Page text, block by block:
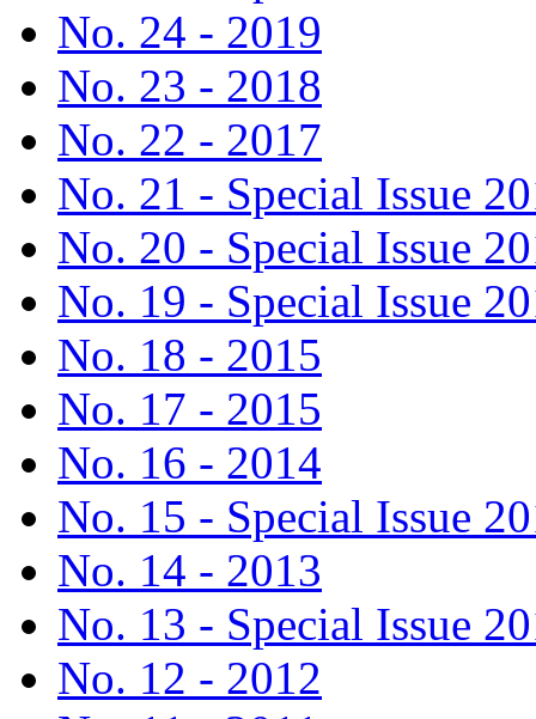
No. 24 - 2019
No. 23 - 2018
No. 22 - 2017
No. 21 - Special Issue
No. 20 - Special Issue
No. 19 - Special Issue
No. 18 - 2015
No. 17 - 2015
No. 16 - 2014
No. 15 - Special Issue
No. 14 - 2013
No. 13 - Special Issue
No. 12 - 2012